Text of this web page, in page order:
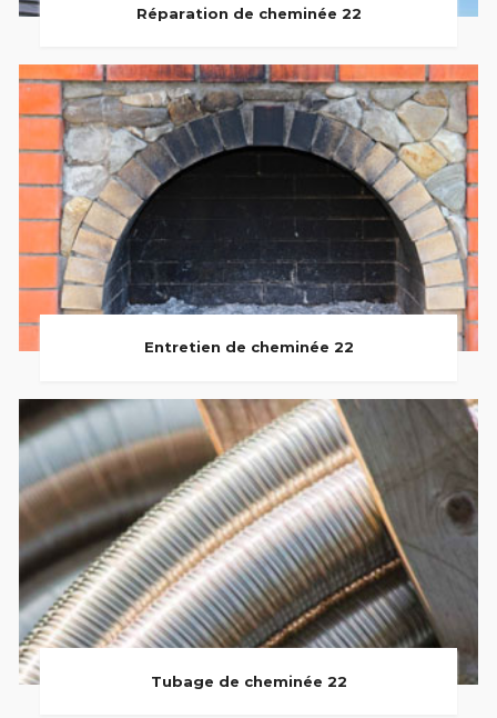
Réparation de cheminée 22
Entretien de cheminée 22
Tubage de cheminée 22